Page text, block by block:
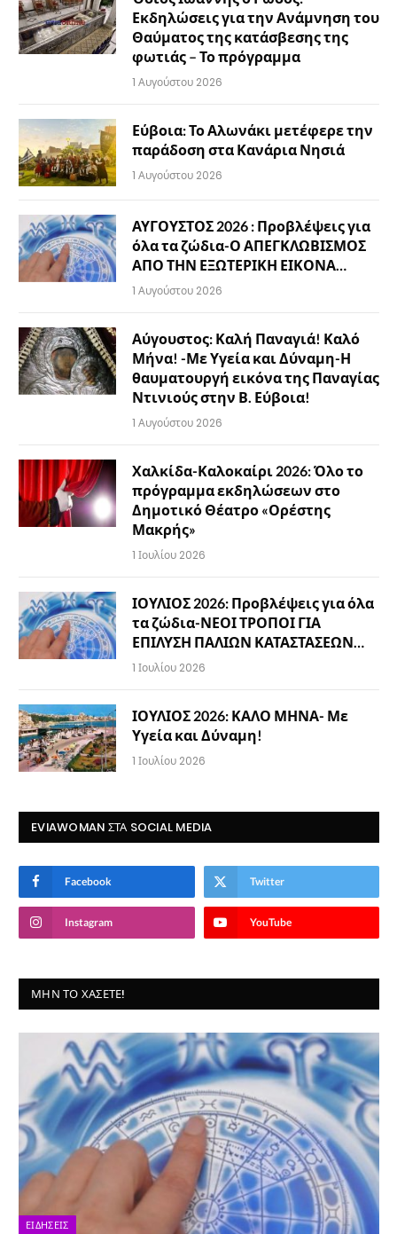
Εκδηλώσεις για την Ανάμνηση του
Θαύματος της κατάσβεσης της
φωτιάς – Το πρόγραμμα
1 Αυγούστου 2026
Εύβοια: Το Αλωνάκι μετέφερε την
παράδοση στα Κανάρια Νησιά
1 Αυγούστου 2026
ΑΥΓΟΥΣΤΟΣ 2026 : Προβλέψεις για
όλα τα ζώδια-Ο ΑΠΕΓΚΛΩΒΙΣΜΟΣ
ΑΠΟ ΤΗΝ ΕΞΩΤΕΡΙΚΗ ΕΙΚΟΝΑ…
1 Αυγούστου 2026
Αύγουστος: Καλή Παναγιά! Καλό
Μήνα! -Με Υγεία και Δύναμη-Η
θαυματουργή εικόνα της Παναγίας
Ντινιούς στην Β. Εύβοια!
1 Αυγούστου 2026
Χαλκίδα-Καλοκαίρι 2026: Όλο το
πρόγραμμα εκδηλώσεων στο
Δημοτικό Θέατρο «Ορέστης
Μακρής»
1 Ιουλίου 2026
ΙΟΥΛΙΟΣ 2026: Προβλέψεις για όλα
τα ζώδια-ΝΕΟΙ ΤΡΟΠΟΙ ΓΙΑ
ΕΠΙΛΥΣΗ ΠΑΛΙΩΝ ΚΑΤΑΣΤΑΣΕΩΝ…
1 Ιουλίου 2026
ΙΟΥΛΙΟΣ 2026: ΚΑΛΟ ΜΗΝΑ- Με
Υγεία και Δύναμη!
1 Ιουλίου 2026
EVIAWOMAN ΣΤΑ SOCIAL MEDIA
Facebook Twitter
Instagram YouTube
ΜΗΝ ΤΟ ΧΆΣΕΤΕ!
ΕΙΔΉΣΕΙΣ